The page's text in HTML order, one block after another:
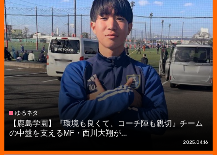
ゆるネタ
【鹿島学園】『環境も良くて、コーチ陣も親切』チーム
の中盤を支えるMF・西川大翔が...
2025.04.16